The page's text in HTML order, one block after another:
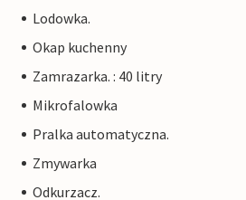
Lodowka.
Okap kuchenny
Zamrazarka. : 40 litry
Mikrofalowka
Pralka automatyczna.
Zmywarka
Odkurzacz.